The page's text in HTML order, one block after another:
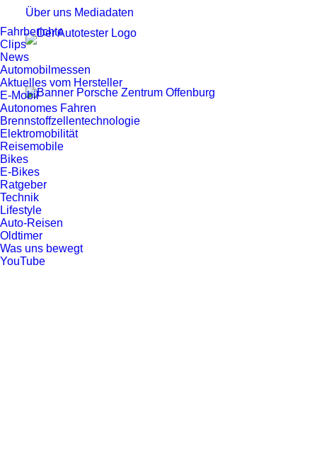
Über uns Mediadaten
Fahrberichte
Clips
News
Automobilmessen
Aktuelles vom Hersteller
E-Mobil
Autonomes Fahren
Brennstoffzellentechnologie
Elektromobilität
Reisemobile
Bikes
E-Bikes
Ratgeber
Technik
Lifestyle
Auto-Reisen
Oldtimer
Was uns bewegt
YouTube